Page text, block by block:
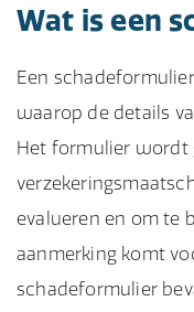
Wat is een
Een
waarop de details
Het formulier wordt
evalueren en om te
aanmerking komt
schadeformulier